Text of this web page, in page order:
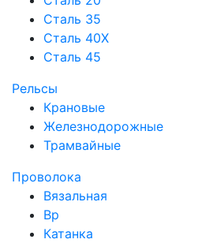
Сталь 35
Сталь 40Х
Сталь 45
Рельсы
Крановые
Железнодорожные
Трамвайные
Проволока
Вязальная
Вр
Катанка